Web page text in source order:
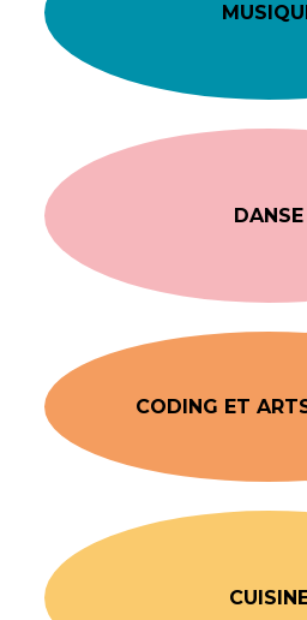
DANSE
CODING ET